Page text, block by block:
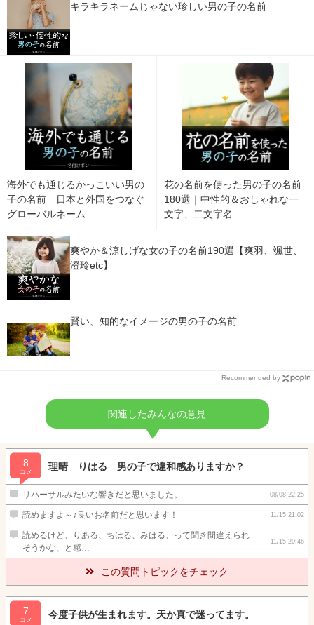
キラキラネームじゃない珍しい男の子の名前
海外でも通じるかっこいい男の
子の名前 日本と外国をつなぐ
グローバルネーム
花の名前を使った男の子の名前
180選｜中性的＆おしゃれな一
文字、二文字名
爽やか＆涼しげな女の子の名前190選【爽羽、颯世、
澄玲etc】
賢い、知的なイメージの男の子の名前
Recommended by
関連したみんなの意見
8
コメ
理晴 りはる 男の子で違和感ありますか？
リハーサルみたいな響きだと思いました。 08/08 22:25
読めますよ～♪良いお名前だと思います！ 11/15 21:02
読めるけど、りある、ちはる、みはる、って聞き間違えられ
そうかな、と感…
11/15 20:46
この質問トピックをチェック
7
コメ
今度子供が生まれます。天か真で迷ってます。